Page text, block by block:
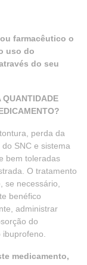
farmacêutico o
uso do
do seu
QUANTIDADE
perda da
SNC e sistema
bem toleradas
O tratamento
se necessário,
benéfico
administrar
do
medicamento,